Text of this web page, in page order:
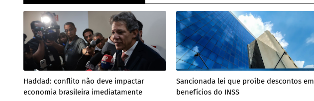
Haddad: conflito não deve impactar
economia brasileira imediatamente
Sancionada lei que proíbe descontos em
benefícios do INSS